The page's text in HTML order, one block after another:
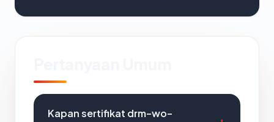
Kapan sertifikat drm-wo-